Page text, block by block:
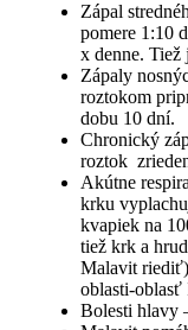
Zápal
pomere 1:10
x denne. Tiež
Zápaly
roztokom
dobu 10 dní.
Chronický
roztok
Akútne
krku
kvapiek na
tiež krk a
Malavit
oblasti-
Bolesti hlavy